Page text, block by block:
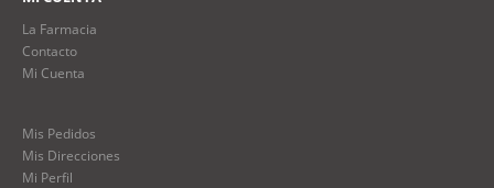
La Farmacia
Contacto
Mi Cuenta
Mis Pedidos
Mis Direcciones
Mi Perfil